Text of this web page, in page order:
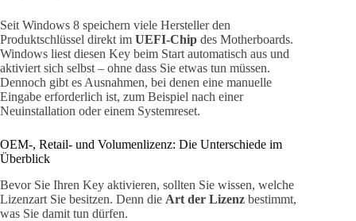
Seit Windows 8 speichern viele Hersteller den
Produktschlüssel direkt im UEFI-Chip des Motherboards.
Windows liest diesen Key beim Start automatisch aus und
aktiviert sich selbst – ohne dass Sie etwas tun müssen.
Dennoch gibt es Ausnahmen, bei denen eine manuelle
Eingabe erforderlich ist, zum Beispiel nach einer
Neuinstallation oder einem Systemreset.
OEM-, Retail- und Volumenlizenz: Die Unterschiede im
Überblick
Bevor Sie Ihren Key aktivieren, sollten Sie wissen, welche
Lizenzart Sie besitzen. Denn die Art der Lizenz bestimmt,
was Sie damit tun dürfen.